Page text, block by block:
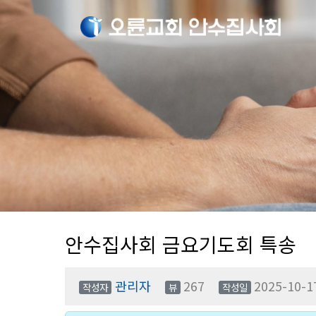
안수집사회 금요기도회 특송
작성자 관리자 뷰 267 작성일 2025-10-